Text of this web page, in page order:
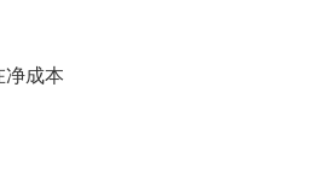
净成本